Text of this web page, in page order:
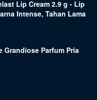
Lip Cream 2.9 g - Lip
Intense, Tahan Lama
Grandiose Parfum Pria